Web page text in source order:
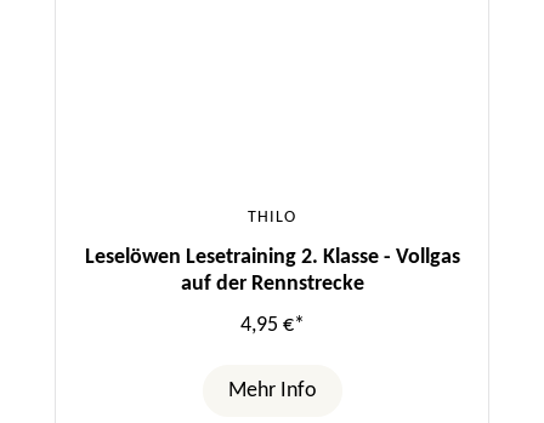
THILO
Leselöwen Lesetraining 2. Klasse - Vollgas
auf der Rennstrecke
4,95 €*
Mehr Info